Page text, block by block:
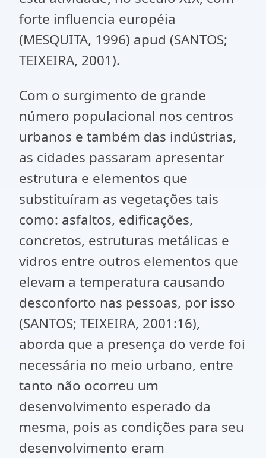
forte influencia européia
(MESQUITA, 1996) apud (SANTOS;
TEIXEIRA, 2001).
Com o surgimento de grande
número populacional nos centros
urbanos e também das indústrias,
as cidades passaram apresentar
estrutura e elementos que
substituíram as vegetações tais
como: asfaltos, edificações,
concretos, estruturas metálicas e
vidros entre outros elementos que
elevam a temperatura causando
desconforto nas pessoas, por isso
(SANTOS; TEIXEIRA, 2001:16),
aborda que a presença do verde foi
necessária no meio urbano, entre
tanto não ocorreu um
desenvolvimento esperado da
mesma, pois as condições para seu
desenvolvimento eram